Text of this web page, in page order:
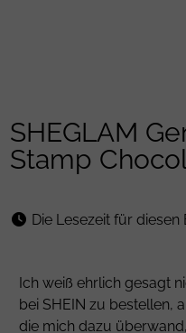
SHEGLAM
Stamp
Die Lesezeit für
Ich weiß ehrlich gesagt
bei SHEIN zu bestellen,
die mich dazu